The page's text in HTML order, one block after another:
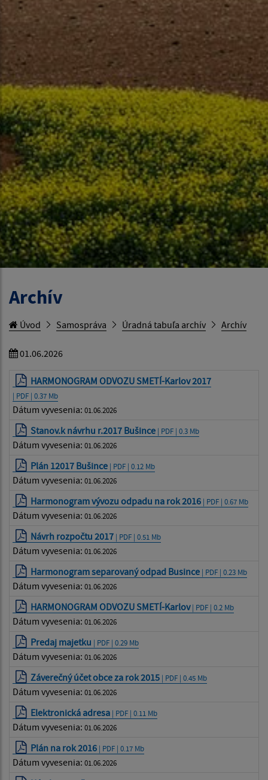
Archív
Úvod Samospráva Úradná tabuľa archív Archív
01.06.2026
HARMONOGRAM ODVOZU SMETÍ-Karlov 2017
| PDF | 0.37 Mb
Dátum vyvesenia: 01.06.2026
Stanov.k návrhu r.2017 Bušince | PDF | 0.3 Mb
Dátum vyvesenia: 01.06.2026
Plán 12017 Bušince | PDF | 0.12 Mb
Dátum vyvesenia: 01.06.2026
Harmonogram vývozu odpadu na rok 2016 | PDF | 0.67 Mb
Dátum vyvesenia: 01.06.2026
Návrh rozpočtu 2017 | PDF | 0.51 Mb
Dátum vyvesenia: 01.06.2026
Harmonogram separovaný odpad Busince | PDF | 0.23 Mb
Dátum vyvesenia: 01.06.2026
HARMONOGRAM ODVOZU SMETÍ-Karlov| PDF | 0.2 Mb
Dátum vyvesenia: 01.06.2026
Predaj majetku | PDF | 0.29 Mb
Dátum vyvesenia: 01.06.2026
Záverečný účet obce za rok 2015 | PDF | 0.45 Mb
Dátum vyvesenia: 01.06.2026
Elektronická adresa | PDF | 0.11 Mb
Dátum vyvesenia: 01.06.2026
Plán na rok 2016 | PDF | 0.17 Mb
Dátum vyvesenia: 01.06.2026